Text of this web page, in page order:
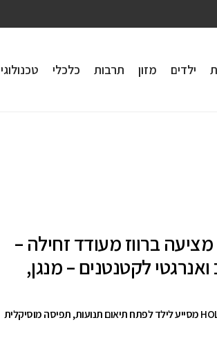
ילדים מזון תרבות כלכלי טכנולוגי
ברווז מעודד זחילה –
לקטנטנים – מנגן,
הברווז במותג האיכות HOLA TOYS מסייע לילד לפתח תיאום תנועות, תפיסה מוסיקלית